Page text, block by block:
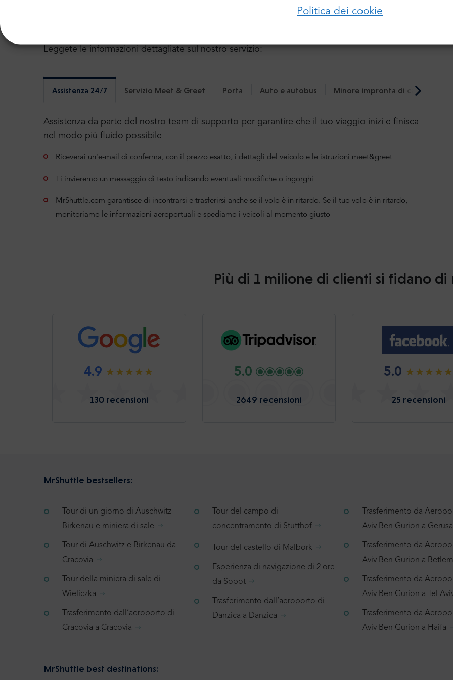
Politica dei cookie
Leggete le informazioni dettagliate sul nostro servizio:
Assistenza 24/7 Servizio Meet & Greet Porta Auto e autobus Minore impronta di carbonio
Assistenza da parte del nostro team di supporto per garantire che il tuo viaggio inizi e finisca
nel modo più fluido possibile
Riceverai un'e-mail di conferma, con il prezzo esatto, i dettagli del veicolo e le istruzioni meet&greet
Ti invieremo un messaggio di testo indicando eventuali modifiche o ingorghi
MrShuttle.com garantisce di incontrarsi e trasferirsi anche se il volo è in ritardo. Se il tuo volo è in ritardo,
monitoriamo le informazioni aeroportuali e spediamo i veicoli al momento giusto
Più di 1 milione di clienti si fidano di
4.9
130 recensioni
5.0
2649 recensioni
5.0
25 recensioni
MrShuttle bestsellers:
Tour di un giorno di Auschwitz
Birkenau e miniera di sale
Tour di Auschwitz e Birkenau da
Cracovia
Tour della miniera di sale di
Wieliczka
Trasferimento dall’aeroporto di
Cracovia a Cracovia
Tour del campo di
concentramento di Stutthof
Tour del castello di Malbork
Esperienza di navigazione di 2 ore
da Sopot
Trasferimento dall’aeroporto di
Danzica a Danzica
Trasferimento da
Aviv Ben Gurion a
Trasferimento da
Aviv Ben Gurion a
Trasferimento da
Aviv Ben Gurion a Tel
Trasferimento da
Aviv Ben Gurion a Haifa
MrShuttle best destinations: